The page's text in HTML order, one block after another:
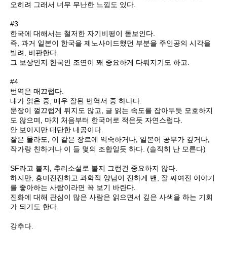
오히려 그래서 너무 무난한 느낌도 있다.
#3
한국에 대해서는 철저한 자기비평이 돋보인다.
즉, 과거 일본이 한국을 제노사이드했던 부분을 주인공의 시각을
빌려, 비판한다.
그 보상인지 한국인 조연이 꽤 중요하게 다뤄지기도 하고.
#4
번역은 매끄럽다.
내가 읽은 중, 매우 잘된 번역서 중 하나다.
문장이 껄끄럽게 튀지도 않고, 글 읽는 속도를 잡아두듯 모호하지
도 않으며, 마치 처음부터 한국어로 적은듯 자연스럽다.
안 보이지만 대단한 내공이다.
잘은 몰라도, 이 같은 장르에 익숙하거나, 일본어 공부가 깊거나,
작가랑 친하거나 이 들 몇의 조합일듯 하다. (솔직히 난 모른다)
SF라고 볼지, 추리소설로 볼지 그런건 중요하지 않다.
하지만, 흥미진진하고 과학적 양념이 진하게 밴, 잘 짜여진 이야기
를 좋아하는 사람이라면 꼭 보기 바란다.
진화에 대해 관심이 많은 사람은 읽으면서 깊은 사색을 하는 기회
가 되기도 한다.
강추다.